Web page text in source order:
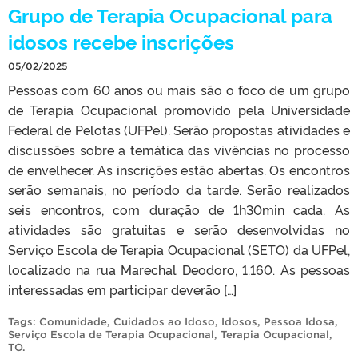
Grupo de Terapia Ocupacional para
idosos recebe inscrições
05/02/2025
Pessoas com 60 anos ou mais são o foco de um grupo
de Terapia Ocupacional promovido pela Universidade
Federal de Pelotas (UFPel). Serão propostas atividades e
discussões sobre a temática das vivências no processo
de envelhecer. As inscrições estão abertas. Os encontros
serão semanais, no período da tarde. Serão realizados
seis encontros, com duração de 1h30min cada. As
atividades são gratuitas e serão desenvolvidas no
Serviço Escola de Terapia Ocupacional (SETO) da UFPel,
localizado na rua Marechal Deodoro, 1.160. As pessoas
interessadas em participar deverão […]
Tags: Comunidade, Cuidados ao Idoso, Idosos, Pessoa Idosa,
Serviço Escola de Terapia Ocupacional, Terapia Ocupacional,
TO.